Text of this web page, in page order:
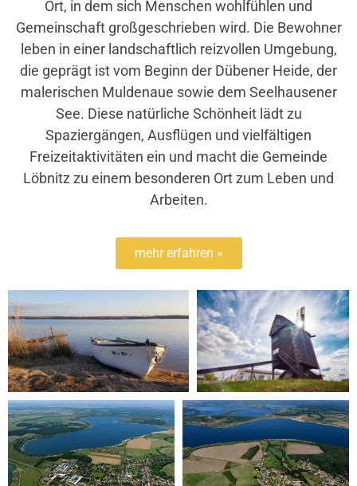
Ort, in dem sich Menschen wohlfühlen und
Gemeinschaft großgeschrieben wird. Die Bewohner
leben in einer landschaftlich reizvollen Umgebung,
die geprägt ist vom Beginn der Dübener Heide, der
malerischen Muldenaue sowie dem Seelhausener
See. Diese natürliche Schönheit lädt zu
Spaziergängen, Ausflügen und vielfältigen
Freizeitaktivitäten ein und macht die Gemeinde
Löbnitz zu einem besonderen Ort zum Leben und
Arbeiten.
mehr erfahren »